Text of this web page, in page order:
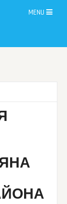
MENU